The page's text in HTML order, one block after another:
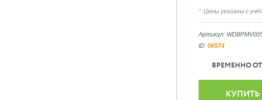
Цены указаны с
Артикул:
ID: 06574
ВРЕМЕННО
КУПИТЬ